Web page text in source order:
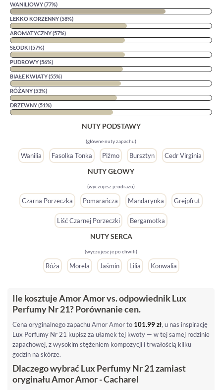
WANILIOWY (77%)
LEKKO KORZENNY (58%)
AROMATYCZNY (57%)
SŁODKI (57%)
PUDROWY (56%)
BIAŁE KWIATY (55%)
RÓŻANY (53%)
DRZEWNY (51%)
NUTY PODSTAWY
(główne nuty zapachu)
Wanilia Fasolka Tonka Piżmo Bursztyn Cedr Virginia
NUTY GŁOWY
(wyczujesz je odrazu)
Czarna Porzeczka Pomarańcza Mandarynka Grejpfrut
Liść Czarnej Porzeczki Bergamotka
NUTY SERCA
(wyczujesz je po chwili)
Róża Morela Jaśmin Lilia Konwalia
Ile kosztuje Amor Amor vs. odpowiednik Lux
Perfumy Nr 21? Porównanie cen.
Cena oryginalnego zapachu Amor Amor to 101.99zł, u nas inspirację
Lux Perfumy Nr 21 kupisz za ułamek tej kwoty — w tej samej rodzinie
zapachowej, z wysokim stężeniem kompozycji i trwałością kilku
godzin na skórze.
Dlaczego wybrać Lux Perfumy Nr 21 zamiast
oryginału Amor Amor - Cacharel